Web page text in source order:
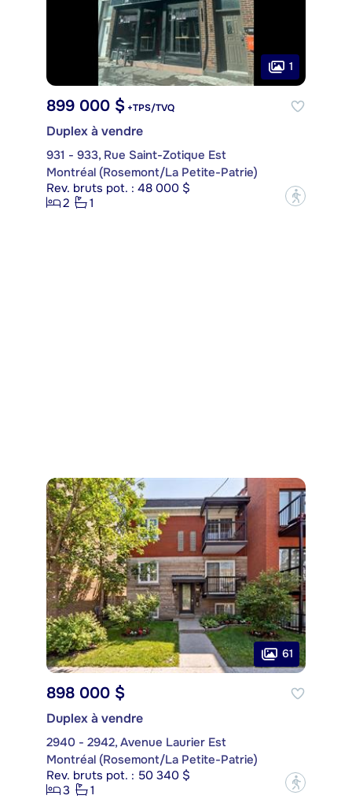
1
899 000 $ +TPS/TVQ
Duplex à vendre
931 - 933, Rue Saint-Zotique Est
Montréal (Rosemont/La Petite-Patrie)
Rev. bruts pot. : 48 000 $
2
1 ?
61
898 000 $
Duplex à vendre
2940 - 2942, Avenue Laurier Est
Montréal (Rosemont/La Petite-Patrie)
Rev. bruts pot. : 50 340 $
3
1 ?